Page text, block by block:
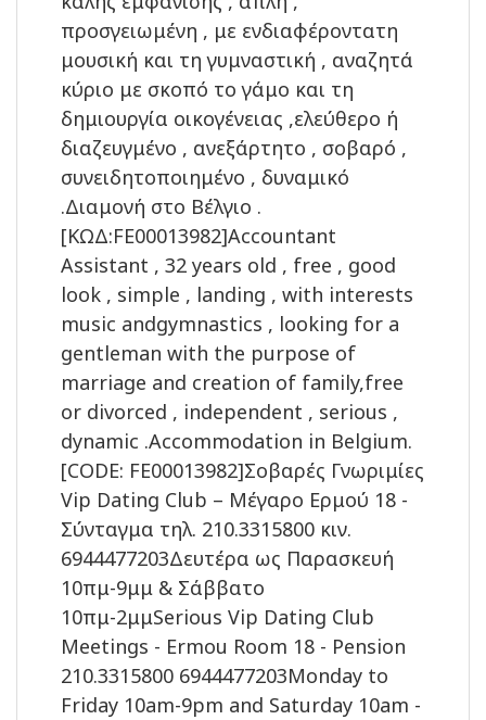
προσγειωμένη , με ενδιαφέροντατη
μουσική και τη γυμναστική , αναζητά
κύριο με σκοπό το γάμο και τη
δημιουργία οικογένειας ,ελεύθερο ή
διαζευγμένο , ανεξάρτητο , σοβαρό ,
συνειδητοποιημένο , δυναμικό
.Διαμονή στο Βέλγιο .
[ΚΩΔ:FE00013982]Accountant
Assistant , 32 years old , free , good
look , simple , landing , with interests
music andgymnastics , looking for a
gentleman with the purpose of
marriage and creation of family,free
or divorced , independent , serious ,
dynamic .Accommodation in Belgium.
[CODE: FE00013982]Σοβαρές Γνωριμίες
Vip Dating Club – Μέγαρο Ερμού 18 -
Σύνταγμα τηλ. 210.3315800 κιν.
6944477203Δευτέρα ως Παρασκευή
10πμ-9μμ & Σάββατο
10πμ-2μμSerious Vip Dating Club
Meetings - Ermou Room 18 - Pension
210.3315800 6944477203Monday to
Friday 10am-9pm and Saturday 10am -